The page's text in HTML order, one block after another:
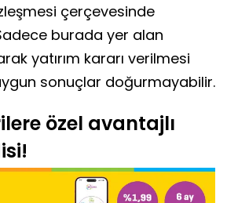
çerçevesinde
burada yer alan
yatırım kararı verilmesi
sonuçlar doğurmayabilir.
özel avantajlı